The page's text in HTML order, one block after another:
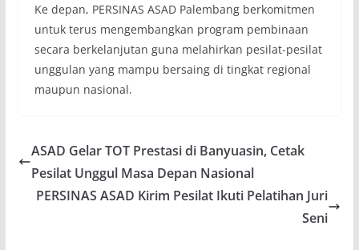
Ke depan, PERSINAS ASAD Palembang berkomitmen
untuk terus mengembangkan program pembinaan
secara berkelanjutan guna melahirkan pesilat-pesilat
unggulan yang mampu bersaing di tingkat regional
maupun nasional.
ASAD Gelar TOT Prestasi di Banyuasin, Cetak
Pesilat Unggul Masa Depan Nasional
PERSINAS ASAD Kirim Pesilat Ikuti Pelatihan Juri
Seni